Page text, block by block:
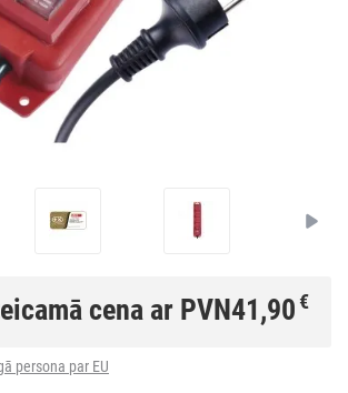
cena ar PVN41,90€
persona par EU